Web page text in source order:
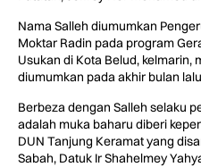
Nama Salleh diumumkan
Moktar Radin pada program
Usukan di Kota Belud, kelmarin,
diumumkan pada akhir bulan
Berbeza dengan Salleh selaku
adalah muka baharu diberi
DUN Tanjung Keramat yang
Sabah, Datuk Ir Shahelmey